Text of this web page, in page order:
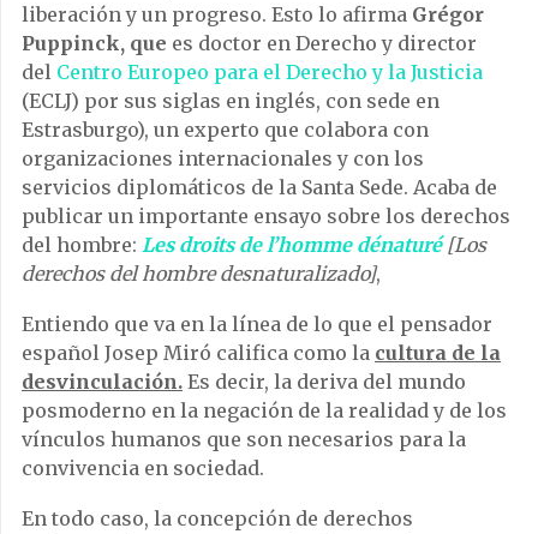
liberación y un progreso. Esto lo afirma Grégor
Puppinck, que es doctor en Derecho y director
del Centro Europeo para el Derecho y la Justicia
(ECLJ) por sus siglas en inglés, con sede en
Estrasburgo), un experto que colabora con
organizaciones internacionales y con los
servicios diplomáticos de la Santa Sede. Acaba de
publicar un importante ensayo sobre los derechos
del hombre: Les droits de l’homme dénaturé[Los
derechos del hombre desnaturalizado],
Entiendo que va en la línea de lo que el pensador
español Josep Miró califica como la cultura de la
desvinculación. Es decir, la deriva del mundo
posmoderno en la negación de la realidad y de los
vínculos humanos que son necesarios para la
convivencia en sociedad.
En todo caso, la concepción de derechos